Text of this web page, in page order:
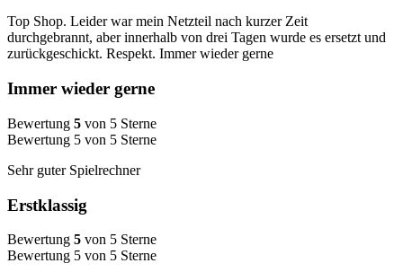
Top Shop. Leider war mein Netzteil nach kurzer Zeit
durchgebrannt, aber innerhalb von drei Tagen wurde es ersetzt und
zurückgeschickt. Respekt. Immer wieder gerne
Immer wieder gerne
Bewertung 5 von 5 Sterne
Bewertung 5 von 5 Sterne
Sehr guter Spielrechner
Erstklassig
Bewertung 5 von 5 Sterne
Bewertung 5 von 5 Sterne